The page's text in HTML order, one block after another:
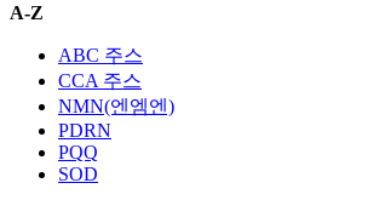
A-Z
ABC 주스
CCA 주스
NMN(엔엠엔)
PDRN
PQQ
SOD